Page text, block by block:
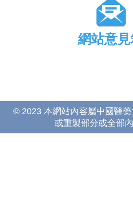
網站意
© 2023 本網站內容屬中國醫
或重製部分或全部